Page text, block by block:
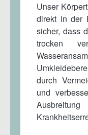
Unser
direkt in der
sicher, dass
trocken
durch
und